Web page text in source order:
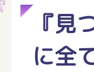
『見
に全